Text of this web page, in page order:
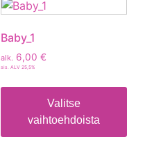
Baby_1
alk. 6,00 €
sis. ALV 25,5%
Valitse
vaihtoehdoista